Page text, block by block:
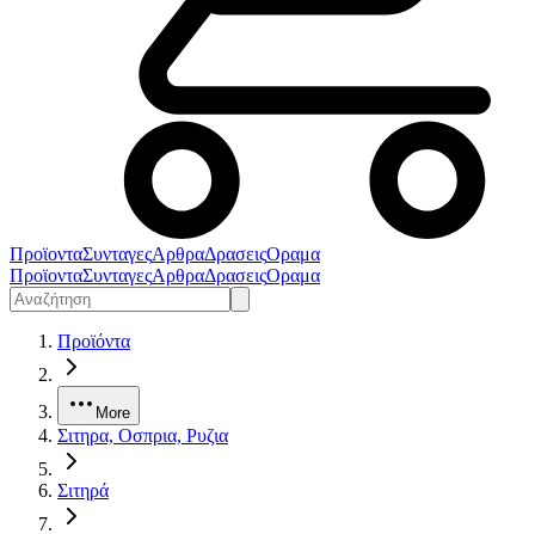
ΠροϊονταΣυνταγεςΑρθραΔρασειςΟραμα
ΠροϊονταΣυνταγεςΑρθραΔρασειςΟραμα
Προϊόντα
More
Σιτηρα, Οσπρια, Ρυζια
Σιτηρά